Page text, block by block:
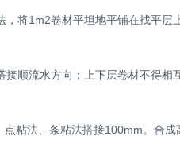
将1m2卷材平坦地平铺在找平层
顺流水方向；上下层卷材不得相
粘法、条粘法搭接100mm。合